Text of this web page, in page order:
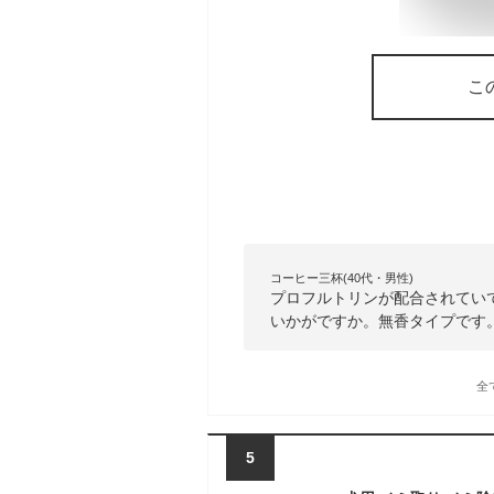
こ
コーヒー三杯(40代・男性)
プロフルトリンが配合されて
いかがですか。無香タイプです
全
5